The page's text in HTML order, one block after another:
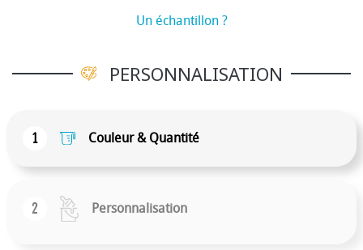
Un échantillon ?
PERSONNALISATION
1 Couleur & Quantité
2 Personnalisation